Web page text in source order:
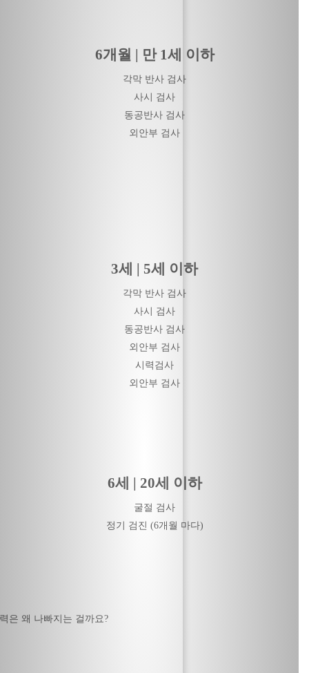
6개월 | 만 1세 이하
각막 반사 검사
사시 검사
동공반사 검사
외안부 검사
3세 | 5세 이하
각막 반사 검사
사시 검사
동공반사 검사
외안부 검사
시력검사
외안부 검사
6세 | 20세 이하
굴절 검사
정기 검진 (6개월 마다)
은 왜 나빠지는 걸까요?